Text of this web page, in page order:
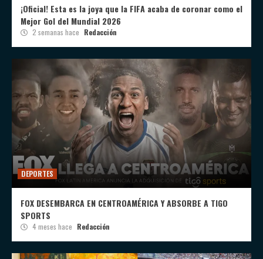
¡Oficial! Esta es la joya que la FIFA acaba de coronar como el
Mejor Gol del Mundial 2026
2 semanas hace Redacción
DEPORTES
FOX DESEMBARCA EN CENTROAMÉRICA Y ABSORBE A TIGO
SPORTS
4 meses hace Redacción